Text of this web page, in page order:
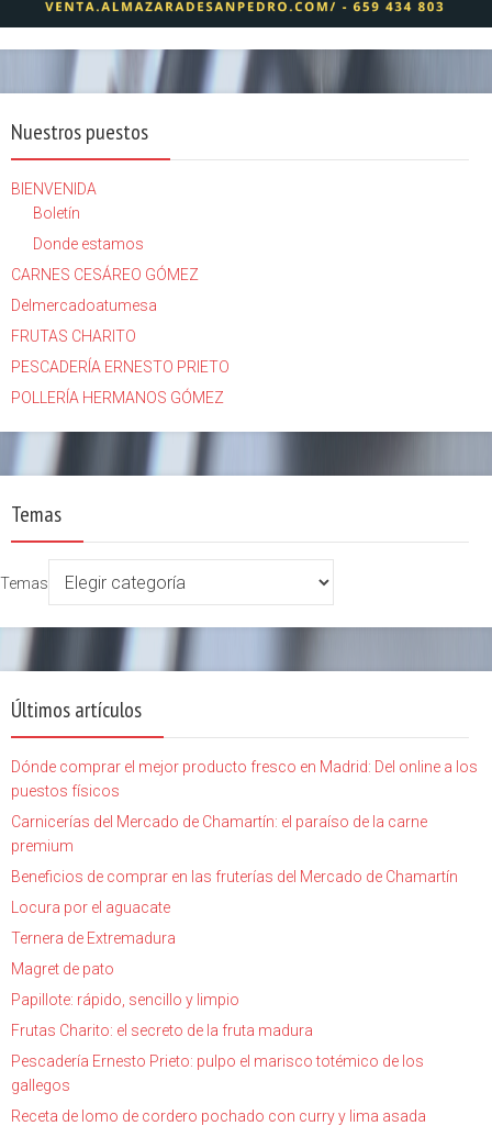
Nuestros puestos
BIENVENIDA
Boletín
Donde estamos
CARNES CESÁREO GÓMEZ
Delmercadoatumesa
FRUTAS CHARITO
PESCADERÍA ERNESTO PRIETO
POLLERÍA HERMANOS GÓMEZ
Temas
Temas
Últimos artículos
Dónde comprar el mejor producto fresco en Madrid: Del online a los
puestos físicos
Carnicerías del Mercado de Chamartín: el paraíso de la carne
premium
Beneficios de comprar en las fruterías del Mercado de Chamartín
Locura por el aguacate
Ternera de Extremadura
Magret de pato
Papillote: rápido, sencillo y limpio
Frutas Charito: el secreto de la fruta madura
Pescadería Ernesto Prieto: pulpo el marisco totémico de los
gallegos
Receta de lomo de cordero pochado con curry y lima asada